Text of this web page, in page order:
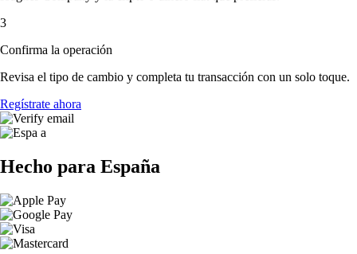
3
Confirma la operación
Revisa el tipo de cambio y completa tu transacción con un solo toque.
Regístrate ahora
Hecho para España